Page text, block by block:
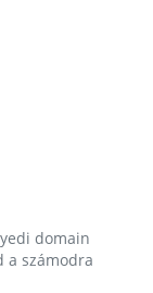
domain
a számodra